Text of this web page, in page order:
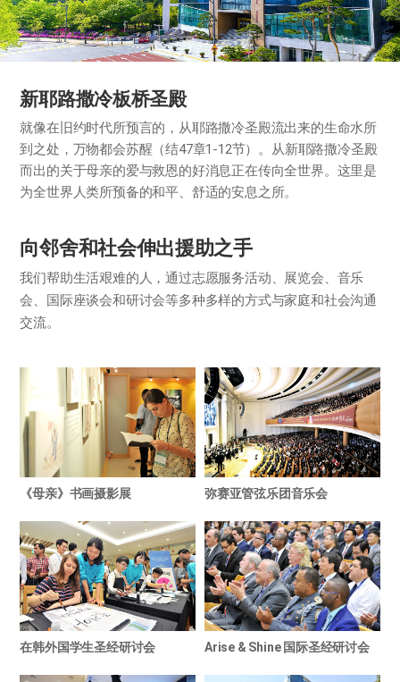
新耶路撒冷板桥圣殿
就像在旧约时代所预言的，从耶路撒冷圣殿流出来的生命水所
到之处，万物都会苏醒（结47章1-12节）。从新耶路撒冷圣殿
而出的关于母亲的爱与救恩的好消息正在传向全世界。这里是
为全世界人类所预备的和平、舒适的安息之所。
向邻舍和社会伸出援助之手
我们帮助生活艰难的人，通过志愿服务活动、展览会、音乐
会、 国际座谈会和研讨会等多种多样的方式与家庭和社会沟通
交流。
《母亲》书画摄影展 弥赛亚管弦乐团音乐会
在韩外国学生圣经研讨会 Arise & Shine 国际圣经研讨会